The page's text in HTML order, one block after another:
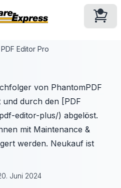
PDF Editor Pro
von PhantomPDF
und durch den [PDF
editor-plus/) abgelöst.
mit Maintenance &
werden. Neukauf ist
Juni 2024